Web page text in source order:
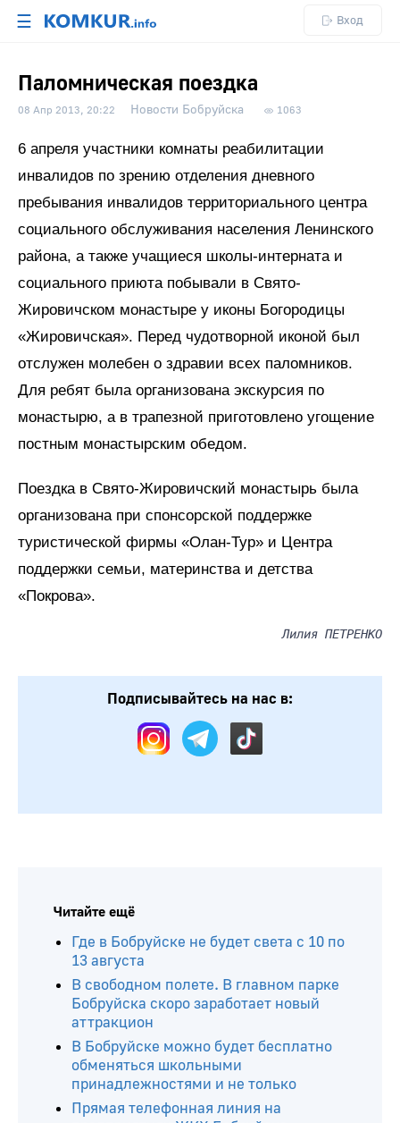
☰ Вход
Паломническая поездка
08 Апр 2013, 20:22 Новости Бобруйска 1063
6 апреля участники комнаты реабилитации
инвалидов по зрению отделения дневного
пребывания инвалидов территориального центра
социального обслуживания населения Ленинского
района, а также учащиеся школы-интерната и
социального приюта побывали в Свято-
Жировичском монастыре у иконы Богородицы
«Жировичская». Перед чудотворной иконой был
отслужен молебен о здравии всех паломников.
Для ребят была организована экскурсия по
монастырю, а в трапезной приготовлено угощение
постным монастырским обедом.
Поездка в Свято-Жировичский монастырь была
организована при спонсорской поддержке
туристической фирмы «Олан-Тур» и Центра
поддержки семьи, материнства и детства
«Покрова».
Лилия ПЕТРЕНКО
Подписывайтесь на нас в:
Читайте ещё
Где в Бобруйске не будет света с 10 по
13 августа
В свободном полете. В главном парке